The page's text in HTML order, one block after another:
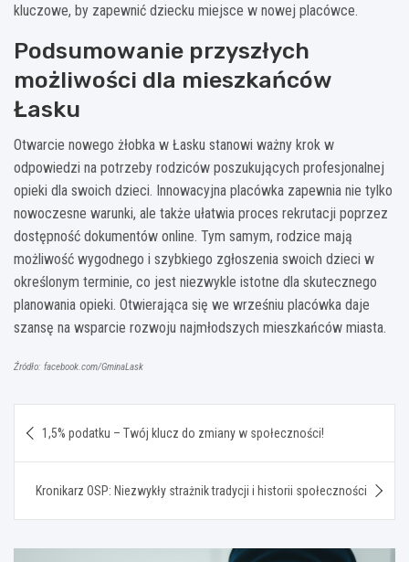
kluczowe, by zapewnić dziecku miejsce w nowej placówce.
Podsumowanie przyszłych
możliwości dla mieszkańców
Łasku
Otwarcie nowego żłobka w Łasku stanowi ważny krok w
odpowiedzi na potrzeby rodziców poszukujących profesjonalnej
opieki dla swoich dzieci. Innowacyjna placówka zapewnia nie tylko
nowoczesne warunki, ale także ułatwia proces rekrutacji poprzez
dostępność dokumentów online. Tym samym, rodzice mają
możliwość wygodnego i szybkiego zgłoszenia swoich dzieci w
określonym terminie, co jest niezwykle istotne dla skutecznego
planowania opieki. Otwierająca się we wrześniu placówka daje
szansę na wsparcie rozwoju najmłodszych mieszkańców miasta.
Źródło: facebook.com/GminaLask
wpisu
1,5% podatku – Twój klucz do zmiany w społeczności!
Kronikarz OSP: Niezwykły strażnik tradycji i historii społeczności